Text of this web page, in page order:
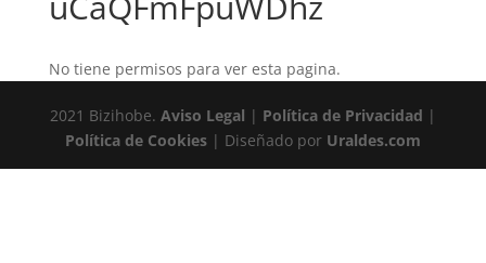
No tiene permisos para ver esta pagina.
2021 Bizihobe. Aviso Legal | Política de Privacidad |
Política de Cookies| Diseñado por Uraldes.com